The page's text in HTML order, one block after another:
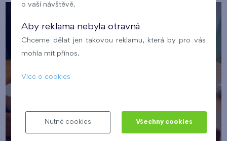
o vaší návštěvě.
Aby reklama nebyla otravná
Chceme dělat jen takovou reklamu, která by pro vás
mohla mít přínos.
Více o cookies
Nutné cookies Všechny cookies